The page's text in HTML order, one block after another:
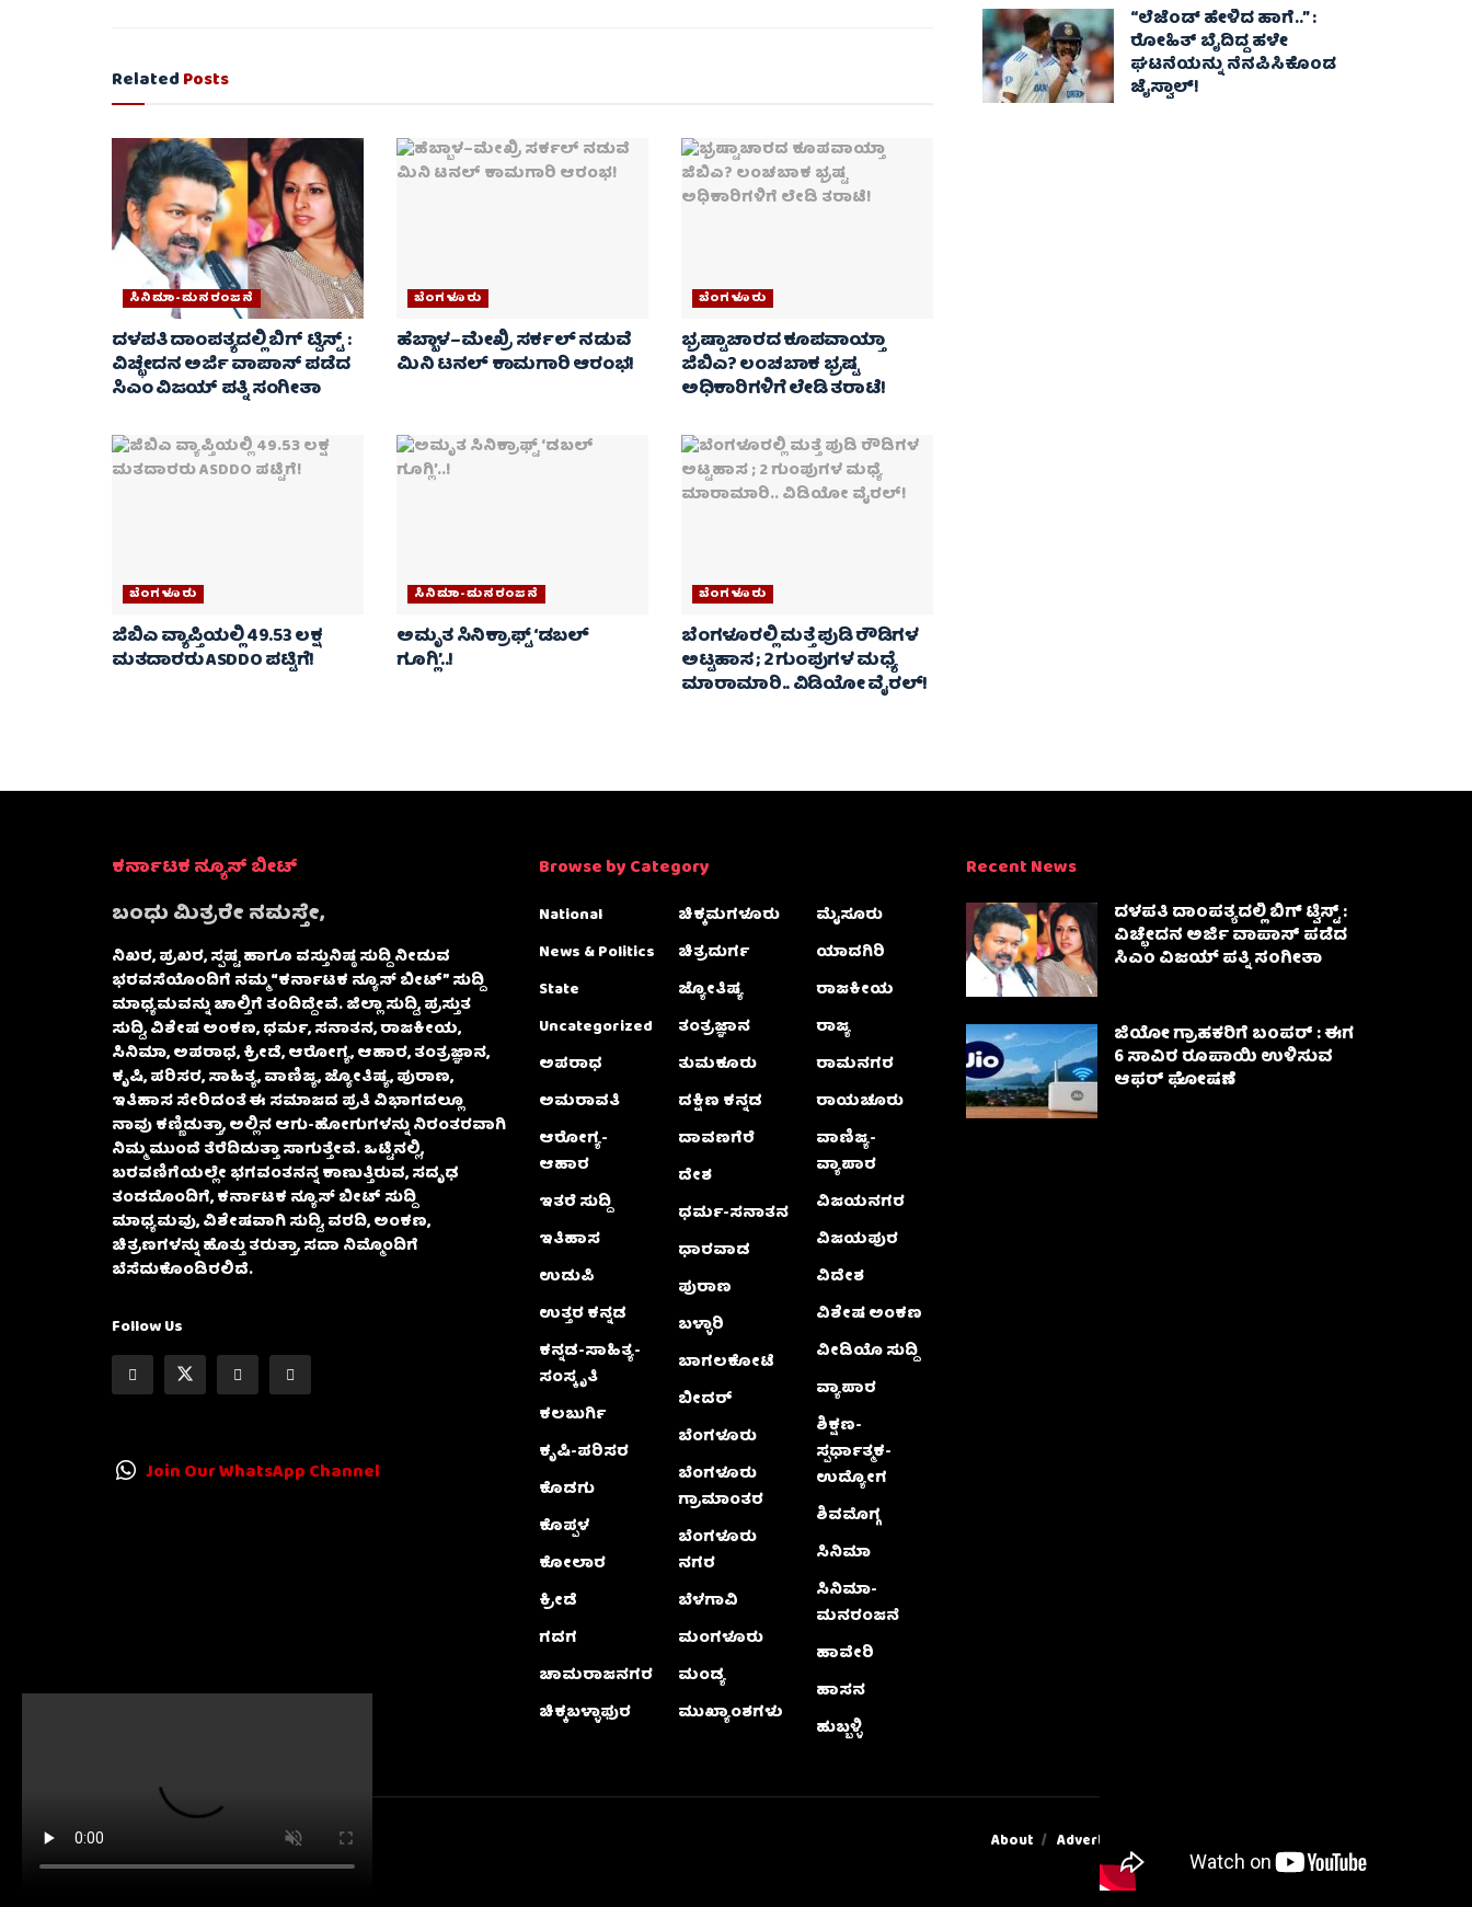
RelatedPosts
ಸಿನಿಮಾ-ಮನರಂಜನೆ
ದಳಪತಿ ದಾಂಪತ್ಯದಲ್ಲಿ ಬಿಗ್ ಟ್ವಿಸ್ಟ್ :
ವಿಚ್ಛೇದನ ಅರ್ಜಿ ವಾಪಾಸ್‌ ಪಡೆದ
ಸಿಎಂ ವಿಜಯ್ ಪತ್ನಿ ಸಂಗೀತಾ‌
ಬೆಂಗಳೂರು
ಹೆಬ್ಬಾಳ–ಮೇಖ್ರಿ ಸರ್ಕಲ್ ನಡುವೆ
ಮಿನಿ ಟನಲ್ ಕಾಮಗಾರಿ ಆರಂಭ!
ಬೆಂಗಳೂರು
ಭ್ರಷ್ಟಾಚಾರದ ಕೂಪವಾಯ್ತಾ
ಜಿಬಿಎ? ಲಂಚಬಾಕ ಭ್ರಷ್ಟ
ಅಧಿಕಾರಿಗಳಿಗೆ ಲೇಡಿ ತರಾಟೆ!
ಬೆಂಗಳೂರು
ಜಿಬಿಎ ವ್ಯಾಪ್ತಿಯಲ್ಲಿ 49.53 ಲಕ್ಷ
ಮತದಾರರು ASDDO ಪಟ್ಟಿಗೆ!
ಸಿನಿಮಾ-ಮನರಂಜನೆ
ಅಮೃತ ಸಿನಿಕ್ರಾಫ್ಟ್ ‘ಡಬಲ್
ಗೂಗ್ಲಿ’..!
ಬೆಂಗಳೂರು
ಬೆಂಗಳೂರಲ್ಲಿ ಮತ್ತೆ ಪುಡಿ ರೌಡಿಗಳ
ಅಟ್ಟಹಾಸ ; 2 ಗುಂಪುಗಳ ಮಧ್ಯೆ
ಮಾರಾಮಾರಿ.. ವಿಡಿಯೋ ವೈರಲ್‌!
“ಲೆಜೆಂಡ್ ಹೇಳಿದ ಹಾಗೆ..” :
ರೋಹಿತ್ ಬೈದಿದ್ದ ಹಳೇ
ಘಟನೆಯನ್ನು ನೆನಪಿಸಿಕೊಂಡ
ಜೈಸ್ವಾಲ್!
ಕರ್ನಾಟಕ ನ್ಯೂಸ್ ಬೀಟ್
ಬಂಧು ಮಿತ್ರರೇ ನಮಸ್ತೇ,
ನಿಖರ, ಪ್ರಖರ, ಸ್ಪಷ್ಟ ಹಾಗೂ ವಸ್ತುನಿಷ್ಠ ಸುದ್ದಿ ನೀಡುವ
ಭರವಸೆಯೊಂದಿಗೆ ನಮ್ಮ “ಕರ್ನಾಟಕ ನ್ಯೂಸ್ ಬೀಟ್” ಸುದ್ದಿ
ಮಾಧ್ಯಮವನ್ನು ಚಾಲ್ತಿಗೆ ತಂದಿದ್ದೇವೆ. ಜಿಲ್ಲಾ ಸುದ್ದಿ, ಪ್ರಸ್ತುತ
ಸುದ್ದಿ, ವಿಶೇಷ ಅಂಕಣ, ಧರ್ಮ, ಸನಾತನ, ರಾಜಕೀಯ,
ಸಿನಿಮಾ, ಅಪರಾಧ, ಕ್ರೀಡೆ, ಆರೋಗ್ಯ, ಆಹಾರ, ತಂತ್ರಜ್ಞಾನ,
ಕೃಷಿ, ಪರಿಸರ, ಸಾಹಿತ್ಯ, ವಾಣಿಜ್ಯ, ಜ್ಯೋತಿಷ್ಯ, ಪುರಾಣ,
ಇತಿಹಾಸ ಸೇರಿದಂತೆ ಈ ಸಮಾಜದ ಪ್ರತಿ ವಿಭಾಗದಲ್ಲೂ
ನಾವು ಕಣ್ಣಿಡುತ್ತಾ, ಅಲ್ಲಿನ ಆಗು-ಹೋಗುಗಳನ್ನು ನಿರಂತರವಾಗಿ
ನಿಮ್ಮ ಮುಂದೆ ತೆರೆದಿಡುತ್ತಾ ಸಾಗುತ್ತೇವೆ. ಒಟ್ಟಿನಲ್ಲಿ,
ಬರವಣಿಗೆಯಲ್ಲೇ ಭಗವಂತನನ್ನ ಕಾಣುತ್ತಿರುವ, ಸದೃಢ
ತಂಡದೊಂದಿಗೆ, ಕರ್ನಾಟಕ ನ್ಯೂಸ್ ಬೀಟ್ ಸುದ್ದಿ
ಮಾಧ್ಯಮವು, ವಿಶೇಷವಾಗಿ ಸುದ್ದಿ, ವರದಿ, ಅಂಕಣ,
ಚಿತ್ರಣಗಳನ್ನು ಹೊತ್ತು ತರುತ್ತಾ, ಸದಾ ನಿಮ್ಮೊಂದಿಗೆ
ಬೆಸೆದುಕೊಂಡಿರಲಿದೆ.
Follow Us
Join Our WhatsApp Channel
Browse by Category
National
News & Politics
State
Uncategorized
ಅಪರಾಧ
ಅಮರಾವತಿ
ಆರೋಗ್ಯ-
ಆಹಾರ
ಇತರೆ ಸುದ್ದಿ
ಇತಿಹಾಸ
ಉಡುಪಿ
ಉತ್ತರ ಕನ್ನಡ
ಕನ್ನಡ-ಸಾಹಿತ್ಯ-
ಸಂಸ್ಕೃತಿ
ಕಲಬುರ್ಗಿ
ಕೃಷಿ-ಪರಿಸರ
ಕೊಡಗು
ಕೊಪ್ಪಳ
ಕೋಲಾರ
ಕ್ರೀಡೆ
ಗದಗ
ಚಾಮರಾಜನಗರ
ಚಿಕ್ಕಬಳ್ಳಾಫುರ
ಚಿಕ್ಕಮಗಳೂರು
ಚಿತ್ರದುರ್ಗ
ಜ್ಯೋತಿಷ್ಯ
ತಂತ್ರಜ್ಞಾನ
ತುಮಕೂರು
ದಕ್ಷಿಣ ಕನ್ನಡ
ದಾವಣಗೆರೆ
ದೇಶ
ಧರ್ಮ-ಸನಾತನ
ಧಾರವಾಡ
ಪುರಾಣ
ಬಳ್ಳಾರಿ
ಬಾಗಲಕೋಟೆ
ಬೀದರ್
ಬೆಂಗಳೂರು
ಬೆಂಗಳೂರು
ಗ್ರಾಮಾಂತರ
ಬೆಂಗಳೂರು
ನಗರ
ಬೆಳಗಾವಿ
ಮಂಗಳೂರು
ಮಂಡ್ಯ
ಮುಖ್ಯಾಂಶಗಳು
ಮೈಸೂರು
ಯಾದಗಿರಿ
ರಾಜಕೀಯ
ರಾಜ್ಯ
ರಾಮನಗರ
ರಾಯಚೂರು
ವಾಣಿಜ್ಯ-
ವ್ಯಾಪಾರ
ವಿಜಯನಗರ
ವಿಜಯಪುರ
ವಿದೇಶ
ವಿಶೇಷ ಅಂಕಣ
ವೀಡಿಯೊ ಸುದ್ದಿ
ವ್ಯಾಪಾರ
ಶಿಕ್ಷಣ-
ಸ್ಪರ್ಧಾತ್ಮಕ-
ಉದ್ಯೋಗ
ಶಿವಮೊಗ್ಗ
ಸಿನಿಮಾ
ಸಿನಿಮಾ-
ಮನರಂಜನೆ
ಹಾವೇರಿ
ಹಾಸನ
ಹುಬ್ಬಳ್ಳಿ
Recent News
ದಳಪತಿ ದಾಂಪತ್ಯದಲ್ಲಿ ಬಿಗ್ ಟ್ವಿಸ್ಟ್ :
ವಿಚ್ಛೇದನ ಅರ್ಜಿ ವಾಪಾಸ್‌ ಪಡೆದ
ಸಿಎಂ ವಿಜಯ್ ಪತ್ನಿ ಸಂಗೀತಾ‌
ಜಿಯೋ ಗ್ರಾಹಕರಿಗೆ ಬಂಪರ್ : ಈಗ
6 ಸಾವಿರ ರೂಪಾಯಿ ಉಳಿಸುವ
ಆಫರ್ ಘೋಷಣೆ
About Advertise
Karnatakanewsbeat